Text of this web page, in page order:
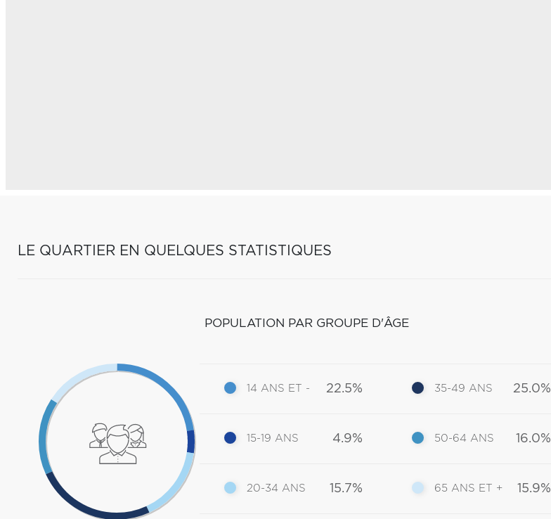
LE QUARTIER EN QUELQUES STATISTIQUES
POPULATION PAR GROUPE D'ÂGE
14 ANS ET - 22.5%
15-19 ANS 4.9%
20-34 ANS 15.7%
35-49 ANS 25.0%
50-64 ANS 16.0%
65 ANS ET + 15.9%